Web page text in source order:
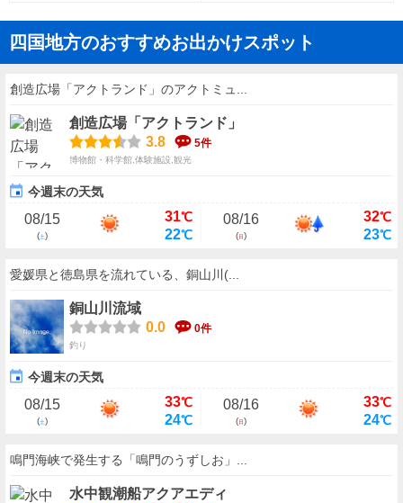
四国地方のおすすめお出かけスポット
創造広場「アクトランド」のアクトミュ...
創造広場「アクトランド」
3.8
5件
博物館・科学館,体験施設,観光
今週末の天気
08/15
(土)
31℃
22℃
08/16
(日)
32℃
23℃
愛媛県と徳島県を流れている、銅山川(...
銅山川流域
0.0
0件
釣り
今週末の天気
08/15
(土)
33℃
24℃
08/16
(日)
33℃
24℃
鳴門海峡で発生する「鳴門のうずしお」...
水中観潮船アクアエディ